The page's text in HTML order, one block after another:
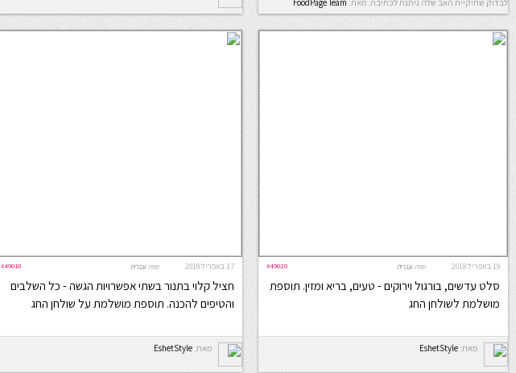
לבדוק שתיקיית האב שלה ניתנת לכתיבה. מאת: FoodPage Team
19 באפריל 2018 #49020 שפה: עברית
סלט עדשים, בורגול וירוקים - טעים, בריא ומזין. תוספת
מושלמת לשולחן החג
מאת: EshetStyle
17 באפריל 2018 #49018 שפה: עברית
חציל קלוי בתנור בשתי אפשרויות הגשה - כל השלבים
והטיפים להכנה. תוספת מושלמת על שולחן החג
מאת: EshetStyle